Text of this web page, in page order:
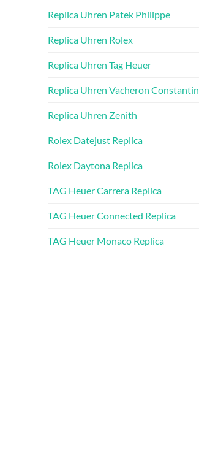
Replica Uhren Patek Philippe
Replica Uhren Rolex
Replica Uhren Tag Heuer
Replica Uhren Vacheron Constantin
Replica Uhren Zenith
Rolex Datejust Replica
Rolex Daytona Replica
TAG Heuer Carrera Replica
TAG Heuer Connected Replica
TAG Heuer Monaco Replica